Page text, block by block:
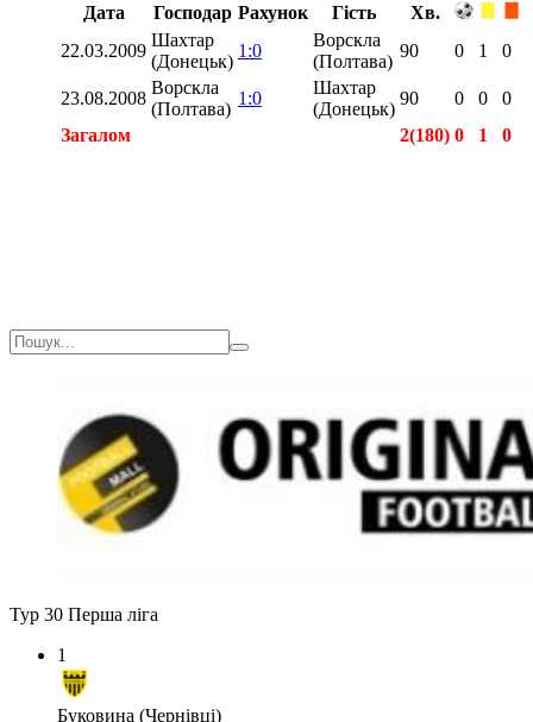
Дата
Господар Рахунок Гість
Хв.
22.03.2009
Шахтар
(Донецьк)
1:0
Ворскла
(Полтава)
90 0 1 0
23.08.2008
Ворскла
(Полтава)
1:0
Шахтар
(Донецьк)
90 0 0
0
Загалом
2(180) 0 1
0
Тур 30 Перша ліга
1
Буковина (Чернівці)